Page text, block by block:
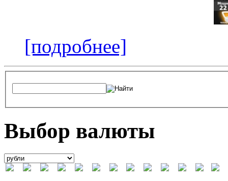
[подробнее]
Выбор валюты